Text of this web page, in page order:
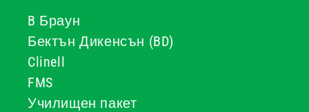
B Браун
Бектън Дикенсън (BD)
Clinell
FMS
Училищен пакет